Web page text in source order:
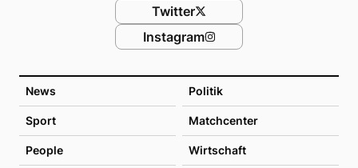
News Politik
Sport Matchcenter
People Wirtschaft
Twitter
Instagram